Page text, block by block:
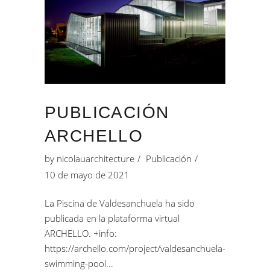
PUBLICACIÓN
ARCHELLO
by nicolauarchitecture
Publicación
10 de mayo de 2021
La Piscina de Valdesanchuela ha sido
publicada en la plataforma virtual
ARCHELLO. +info:
https://archello.com/project/valdesanchuela-
swimming-pool